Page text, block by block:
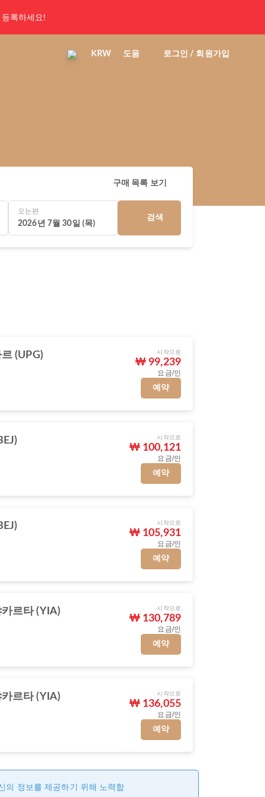
록하세요!
KRW 도움 로그인 / 회원가입
구매 목록 보기
오는편
2026년 7월 30일 (목)
검색
(UPG) 시작으로
₩ 99,239
요금/인
예약
시작으로
₩ 100,121
요금/인
예약
시작으로
₩ 105,931
요금/인
예약
르타 (YIA) 시작으로
₩ 130,789
요금/인
예약
르타 (YIA) 시작으로
₩ 136,055
요금/인
예약
의 정보를 제공하기 위해 노력합